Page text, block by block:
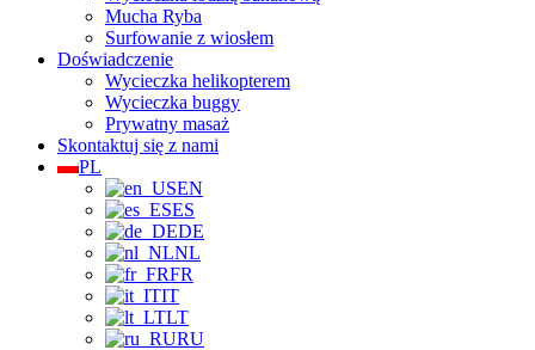
Mucha Ryba
Surfowanie z wiosłem
Doświadczenie
Wycieczka helikopterem
Wycieczka buggy
Prywatny masaż
Skontaktuj się z nami
PL
EN
ES
DE
NL
FR
IT
LT
RU